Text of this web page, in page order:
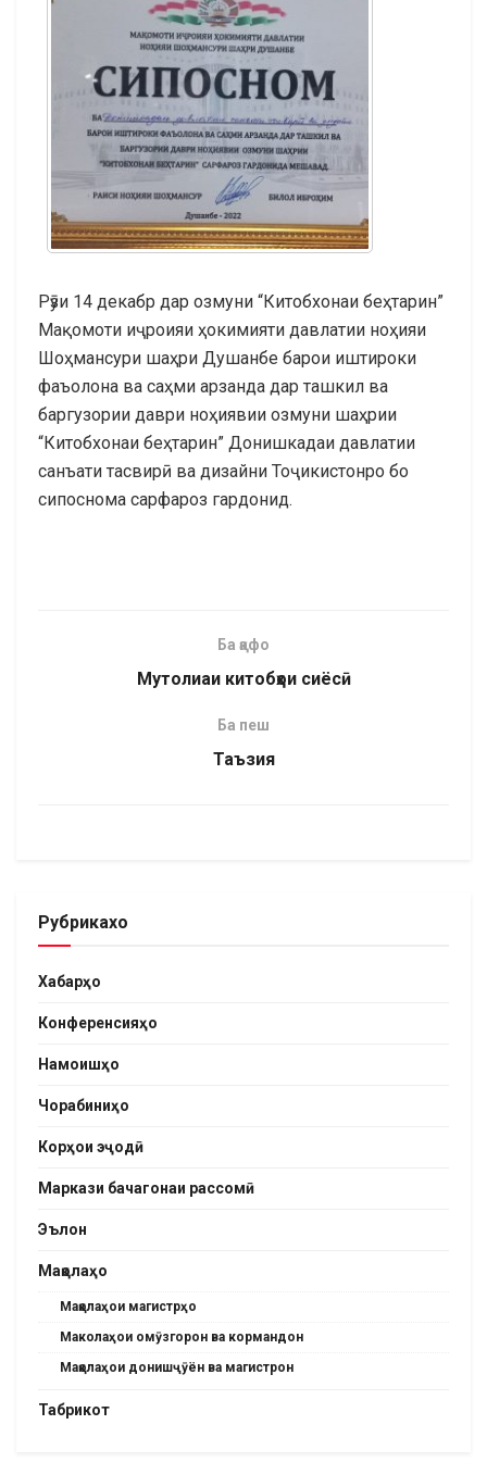
Рӯзи 14 декабр дар озмуни “Китобхонаи беҳтарин”
Мақомоти иҷроияи ҳокимияти давлатии ноҳияи
Шоҳмансури шаҳри Душанбе барои иштироки
фаъолона ва саҳми арзанда дар ташкил ва
баргузории даври ноҳиявии озмуни шаҳрии
“Китобхонаи беҳтарин” Донишкадаи давлатии
санъати тасвирӣ ва дизайни Тоҷикистонро бо
сипоснома сарфароз гардонид.
Ба қафо
Мутолиаи китобҳои сиёсӣ
Ба пеш
Таъзия
Рубрикахо
Хабарҳо
Конференсияҳо
Намоишҳо
Чорабиниҳо
Корҳои эҷодӣ
Маркази бачагонаи рассомӣ
Эълон
Мақолаҳо
Мақолаҳои магистрҳо
Маколаҳои омӯзгорон ва кормандон
Мақолаҳои донишҷӯён ва магистрон
Табрикот